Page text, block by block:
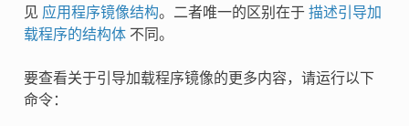
见 应用程序镜像结构。二者唯一的区别在于 描述引导加
载程序的结构体不同。
要查看关于引导加载程序镜像的更多内容，请运行以下
命令：